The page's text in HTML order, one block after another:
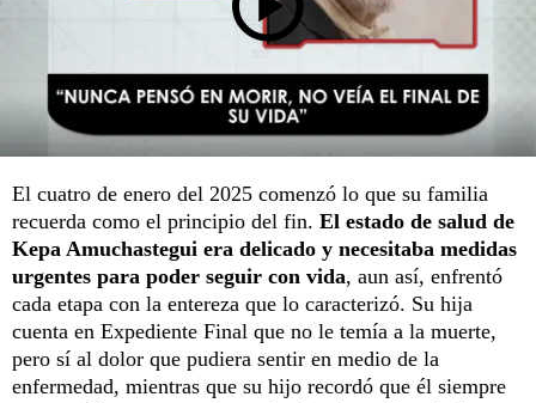
El cuatro de enero del 2025 comenzó lo que su familia
recuerda como el principio del fin. El estado de salud de
Kepa Amuchastegui era delicado y necesitaba medidas
urgentes para poder seguir con vida, aun así, enfrentó
cada etapa con la entereza que lo caracterizó. Su hija
cuenta en Expediente Final que no le temía a la muerte,
pero sí al dolor que pudiera sentir en medio de la
enfermedad, mientras que su hijo recordó que él siempre